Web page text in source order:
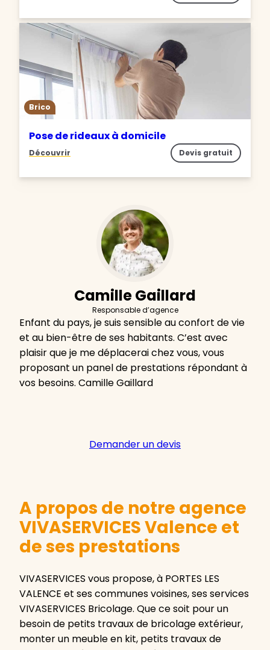
Brico
Pose de rideaux à domicile
Découvrir Devis gratuit
Camille Gaillard
Responsable d’agence
Enfant du pays, je suis sensible au confort de vie
et au bien-être de ses habitants. C’est avec
plaisir que je me déplacerai chez vous, vous
proposant un panel de prestations répondant à
vos besoins. Camille Gaillard
Demander un devis
A propos de notre agence
VIVASERVICES Valence et
de ses prestations
VIVASERVICES vous propose, à PORTES LES
VALENCE et ses communes voisines, ses services
VIVASERVICES Bricolage. Que ce soit pour un
besoin de petits travaux de bricolage extérieur,
monter un meuble en kit, petits travaux de